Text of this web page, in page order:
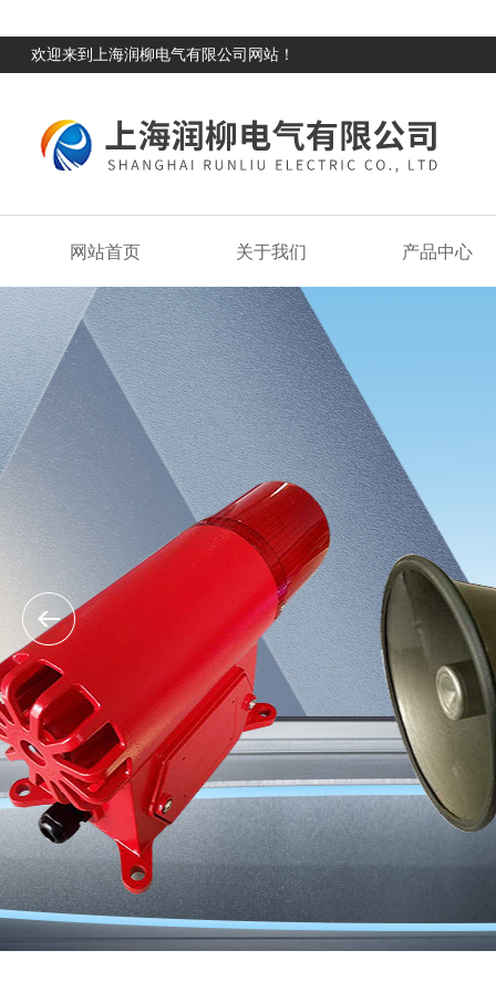
欢迎来到上海润柳电气有限公司网站！
网站首页 关于我们 产品中心